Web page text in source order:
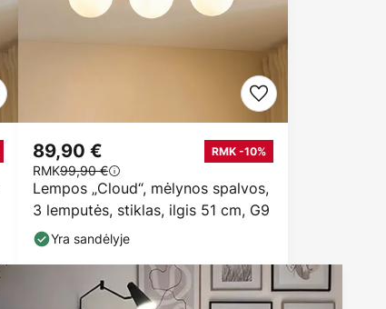
Lempos „Cloud“, mėlynos spalvos,
3 lemputės, stiklas, ilgis 51 cm, G9
89,90 € RMK -10%
RMK99,90 €
Yra sandėlyje